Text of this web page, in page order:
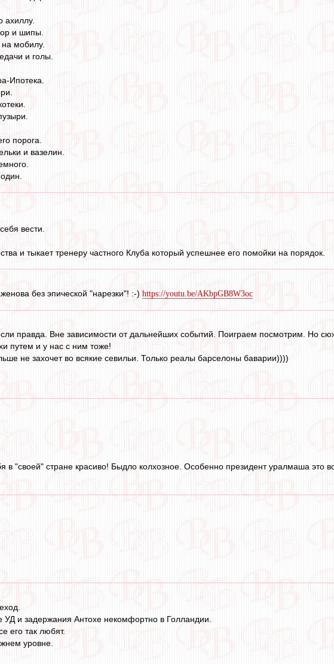
ахиллу.
и шипы.
мобилу.
и голы.
Ипотека.
порога.
и вазелин.
вести.
и тыкает тренеру частного Клуба который успешнее его помойки на порядок.
без эпической "нарезки"! :-) https://youtu.be/AKbpGB8W3oc
правда. Вне зависимости от дальнейших событий. Поиграем посмотрим. Но
путем и у нас с ним тоже!
не захочет во всякие севильи. Только реалы барселоны баварии))))
"своей" стране красиво! Быдло колхозное. Особенно президент уралмаша это
УД и задержания Антохе некомфортно в Голландии.
его так любят.
уровне.